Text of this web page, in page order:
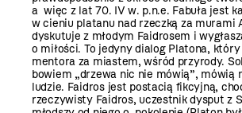
a więc z lat 70. IV w. p.n.e. Fabuła jest
w cieniu platanu nad rzeczką za murami
dyskutuje z młodym Faidrosem i
o miłości. To jedyny dialog Platona, który
mentora za miastem, wśród przyrody.
bowiem „drzewa nic nie mówią”, mówią
ludzie. Faidros jest postacią fikcyjną,
rzeczywisty Faidros, uczestnik dysput z